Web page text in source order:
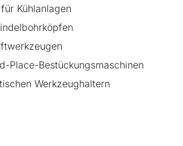
Kühlanlagen
Place-Bestückungsmaschinen
Werkzeughaltern